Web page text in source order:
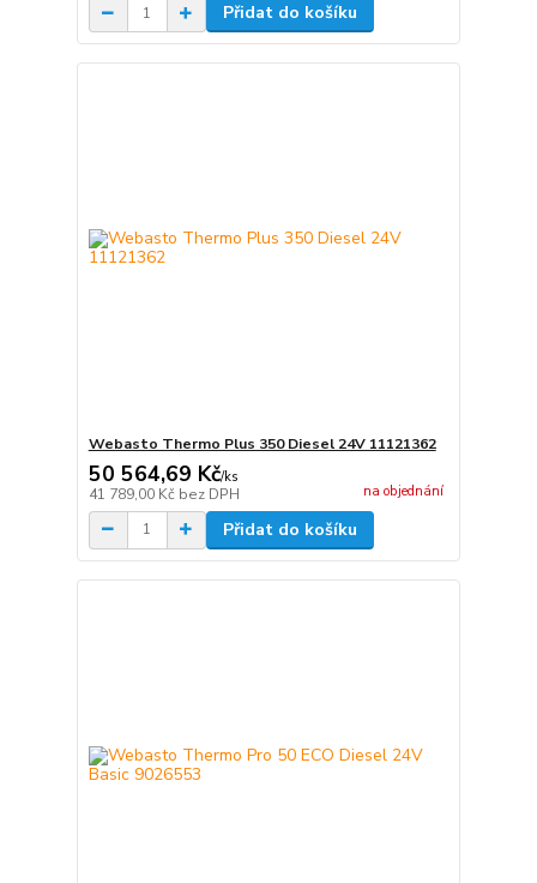
Přidat do košíku
Webasto Thermo Plus 350 Diesel 24V 11121362
50 564,69 Kč/ks
41 789,00 Kč bez DPH na objednání
Přidat do košíku